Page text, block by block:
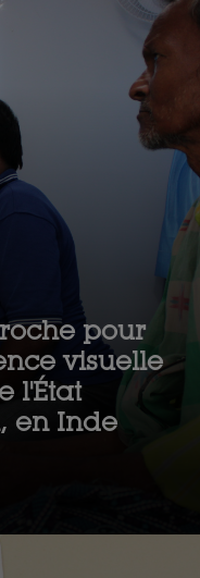
pour
visuelle
l'État
en Inde